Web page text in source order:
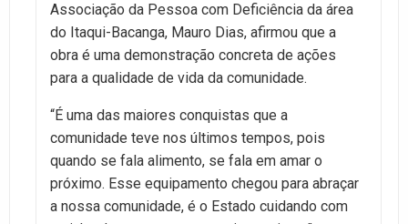
Associação da Pessoa com Deficiência da área
do Itaqui-Bacanga, Mauro Dias, afirmou que a
obra é uma demonstração concreta de ações
para a qualidade de vida da comunidade.
“É uma das maiores conquistas que a
comunidade teve nos últimos tempos, pois
quando se fala alimento, se fala em amar o
próximo. Esse equipamento chegou para abraçar
a nossa comunidade, é o Estado cuidando com